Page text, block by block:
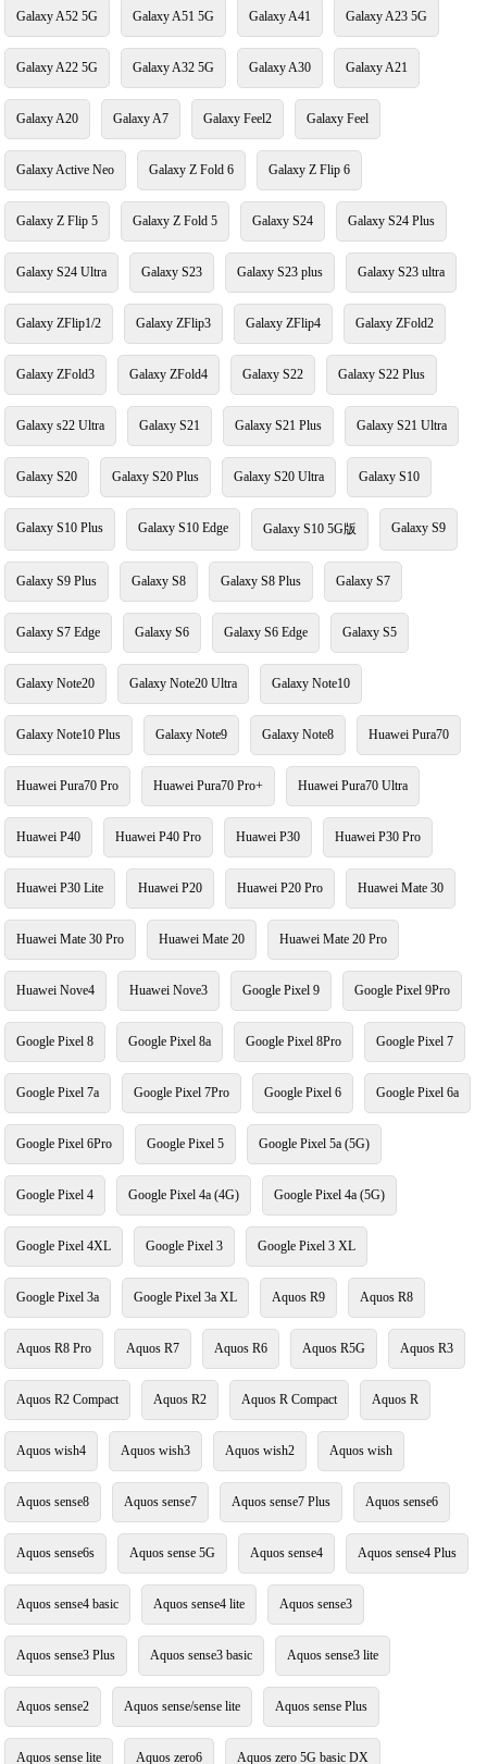
Galaxy A52 5G Galaxy A51 5G Galaxy A41 Galaxy A23 5G
Galaxy A22 5G Galaxy A32 5G Galaxy A30 Galaxy A21
Galaxy A20 Galaxy A7 Galaxy Feel2 Galaxy Feel
Galaxy Active Neo Galaxy Z Fold 6 Galaxy Z Flip 6
Galaxy Z Flip 5 Galaxy Z Fold 5 Galaxy S24 Galaxy S24 Plus
Galaxy S24 Ultra Galaxy S23 Galaxy S23 plus Galaxy S23 ultra
Galaxy ZFlip1/2 Galaxy ZFlip3 Galaxy ZFlip4 Galaxy ZFold2
Galaxy ZFold3 Galaxy ZFold4 Galaxy S22 Galaxy S22 Plus
Galaxy s22 Ultra Galaxy S21 Galaxy S21 Plus Galaxy S21 Ultra
Galaxy S20 Galaxy S20 Plus Galaxy S20 Ultra Galaxy S10
Galaxy S10 Plus Galaxy S10 Edge Galaxy S10 5G版 Galaxy S9
Galaxy S9 Plus Galaxy S8 Galaxy S8 Plus Galaxy S7
Galaxy S7 Edge Galaxy S6 Galaxy S6 Edge Galaxy S5
Galaxy Note20 Galaxy Note20 Ultra Galaxy Note10
Galaxy Note10 Plus Galaxy Note9 Galaxy Note8 Huawei Pura70
Huawei Pura70 Pro Huawei Pura70 Pro+ Huawei Pura70 Ultra
Huawei P40 Huawei P40 Pro Huawei P30 Huawei P30 Pro
Huawei P30 Lite Huawei P20 Huawei P20 Pro Huawei Mate 30
Huawei Mate 30 Pro Huawei Mate 20 Huawei Mate 20 Pro
Huawei Nove4 Huawei Nove3 Google Pixel 9 Google Pixel 9Pro
Google Pixel 8 Google Pixel 8a Google Pixel 8Pro Google Pixel 7
Google Pixel 7a Google Pixel 7Pro Google Pixel 6 Google Pixel 6a
Google Pixel 6Pro Google Pixel 5 Google Pixel 5a (5G)
Google Pixel 4 Google Pixel 4a (4G) Google Pixel 4a (5G)
Google Pixel 4XL Google Pixel 3 Google Pixel 3 XL
Google Pixel 3a Google Pixel 3a XL Aquos R9 Aquos R8
Aquos R8 Pro Aquos R7 Aquos R6 Aquos R5G Aquos R3
Aquos R2 Compact Aquos R2 Aquos R Compact Aquos R
Aquos wish4 Aquos wish3 Aquos wish2 Aquos wish
Aquos sense8 Aquos sense7 Aquos sense7 Plus Aquos sense6
Aquos sense6s Aquos sense 5G Aquos sense4 Aquos sense4 Plus
Aquos sense4 basic Aquos sense4 lite Aquos sense3
Aquos sense3 Plus Aquos sense3 basic Aquos sense3 lite
Aquos sense2 Aquos sense/sense lite Aquos sense Plus
Aquos sense lite Aquos zero6 Aquos zero 5G basic DX